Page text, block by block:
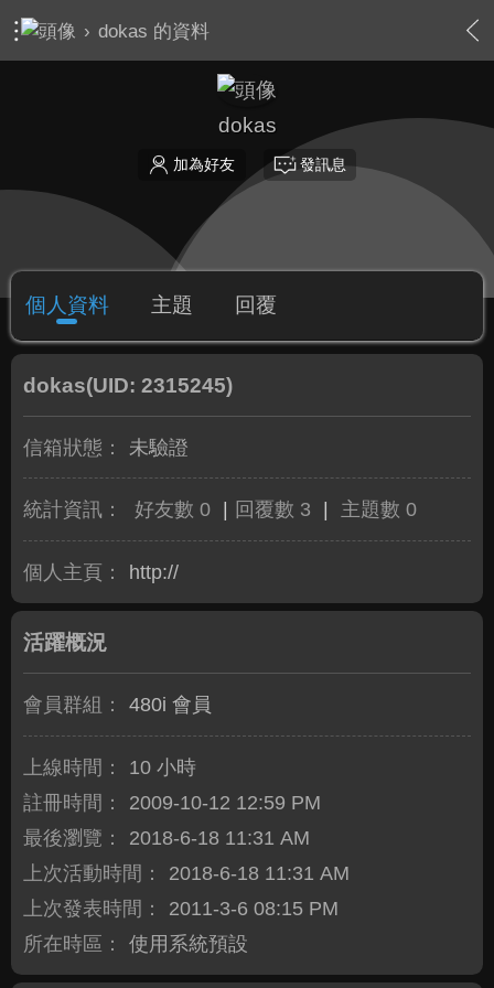
› dokas 的資料
dokas
加為好友 發訊息
個人資料 主題 回覆
dokas(UID: 2315245)
信箱狀態： 未驗證
統計資訊： 好友數 0 回覆數 3 主題數 0
個人主頁： http://
活躍概況
會員群組： 480i 會員
上線時間：
10 小時
註冊時間：
2009-10-12 12:59 PM
最後瀏覽：
2018-6-18 11:31 AM
上次活動時間：
2018-6-18 11:31 AM
上次發表時間：
2011-3-6 08:15 PM
所在時區：
使用系統預設